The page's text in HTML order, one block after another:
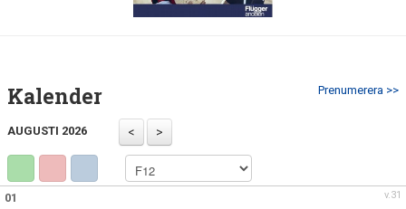
KONTAKT
Prenumerera >>
Kalender
AUGUSTI 2026
v.31
01